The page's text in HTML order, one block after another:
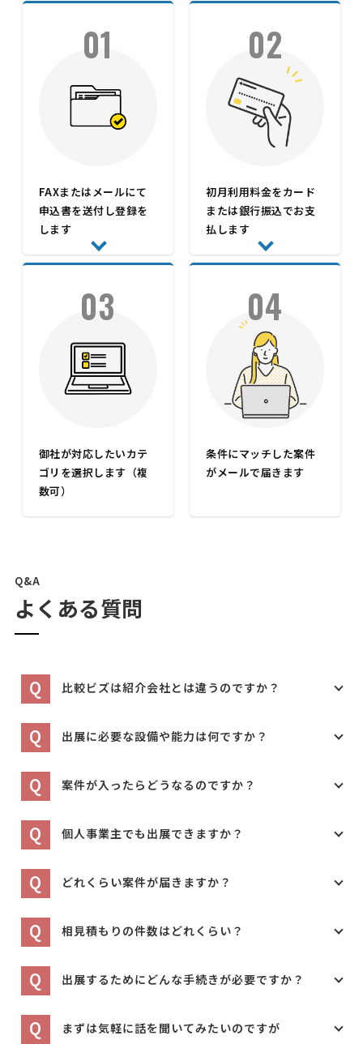
01
FAXまたはメールにて
申込書を送付し登録を
します
02
初月利用料金をカード
または銀行振込でお支
払します
03
御社が対応したいカテ
ゴリを選択します（複
数可）
04
条件にマッチした案件
がメールで届きます
Q&A
よくある質問
Q 比較ビズは紹介会社とは違うのですか？
Q 出展に必要な設備や能力は何ですか？
Q 案件が入ったらどうなるのですか？
Q 個人事業主でも出展できますか？
Q どれくらい案件が届きますか？
Q 相見積もりの件数はどれくらい？
Q 出展するためにどんな手続きが必要ですか？
Q まずは気軽に話を聞いてみたいのですが